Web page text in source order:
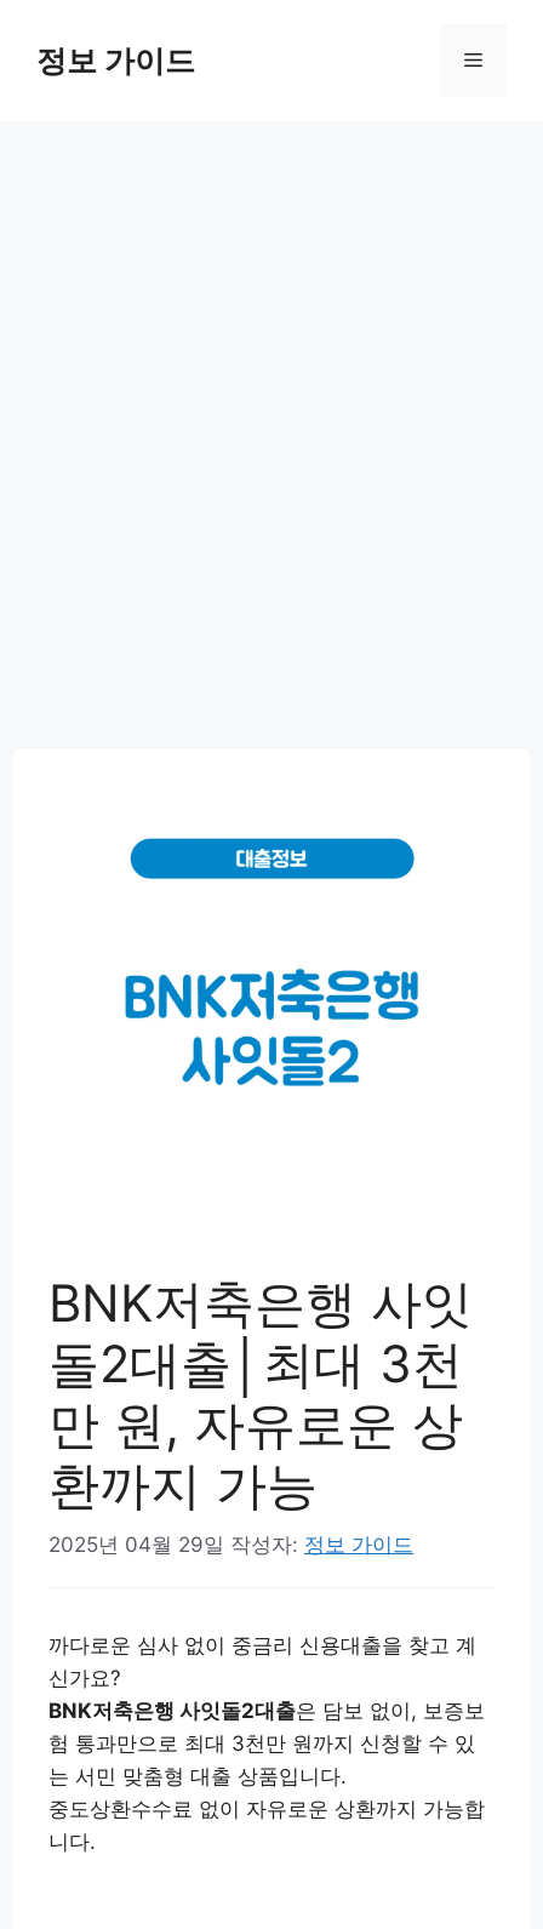
정보 가이드 메
BNK저축은행 사잇
돌2대출│최대 3천
만 원, 자유로운 상
환까지 가능
2025년 04월 29일 작성자: 정보 가이드
까다로운 심사 없이 중금리 신용대출을 찾고 계
신가요?
BNK저축은행 사잇돌2대출은 담보 없이, 보증보
험 통과만으로 최대 3천만 원까지 신청할 수 있
는 서민 맞춤형 대출 상품입니다.
중도상환수수료 없이 자유로운 상환까지 가능합
니다.